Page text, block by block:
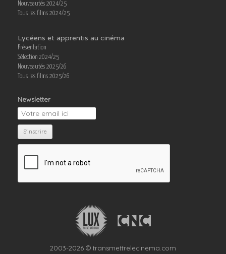
Nouveautés 2024/25
Tous les films 2024/25
Lycéens et apprentis au cinéma
Présentation
Sélection 2024/25
Nouveautés 2025/26
Tous les films 2025/26
Newsletter
2003-2026 © transmettrelecinema.com